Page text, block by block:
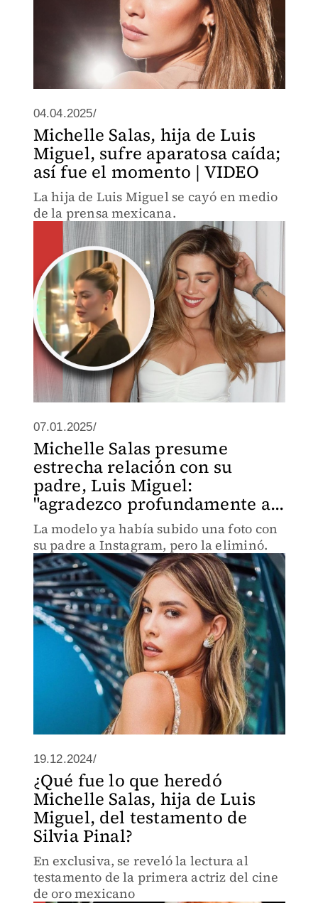
04.04.2025/
Michelle Salas, hija de Luis
Miguel, sufre aparatosa caída;
así fue el momento | VIDEO
La hija de Luis Miguel se cayó en medio
de la prensa mexicana.
07.01.2025/
Michelle Salas presume
estrecha relación con su
padre, Luis Miguel:
"agradezco profundamente a...
La modelo ya había subido una foto con
su padre a Instagram, pero la eliminó.
19.12.2024/
¿Qué fue lo que heredó
Michelle Salas, hija de Luis
Miguel, del testamento de
Silvia Pinal?
En exclusiva, se reveló la lectura al
testamento de la primera actriz del cine
de oro mexicano